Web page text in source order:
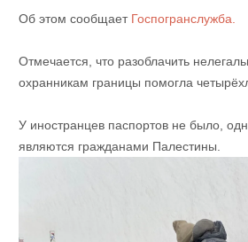
Об этом сообщает Госпогранслужба.
Отмечается, что разоблачить
охранникам границы помогла
У иностранцев паспортов не было,
являются гражданами Палестины.